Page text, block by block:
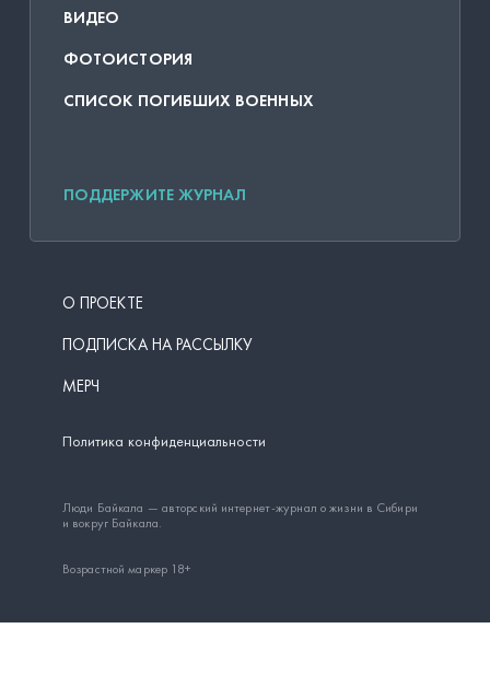
ВИДЕО
ФОТОИСТОРИЯ
СПИСОК ПОГИБШИХ ВОЕННЫХ
ПОДДЕРЖИТЕ ЖУРНАЛ
О ПРОЕКТЕ
ПОДПИСКА НА РАССЫЛКУ
МЕРЧ
Политика конфиденциальности
Люди Байкала — авторский интернет-журнал о жизни в Сибири
и вокруг Байкала.
Возрастной маркер 18+